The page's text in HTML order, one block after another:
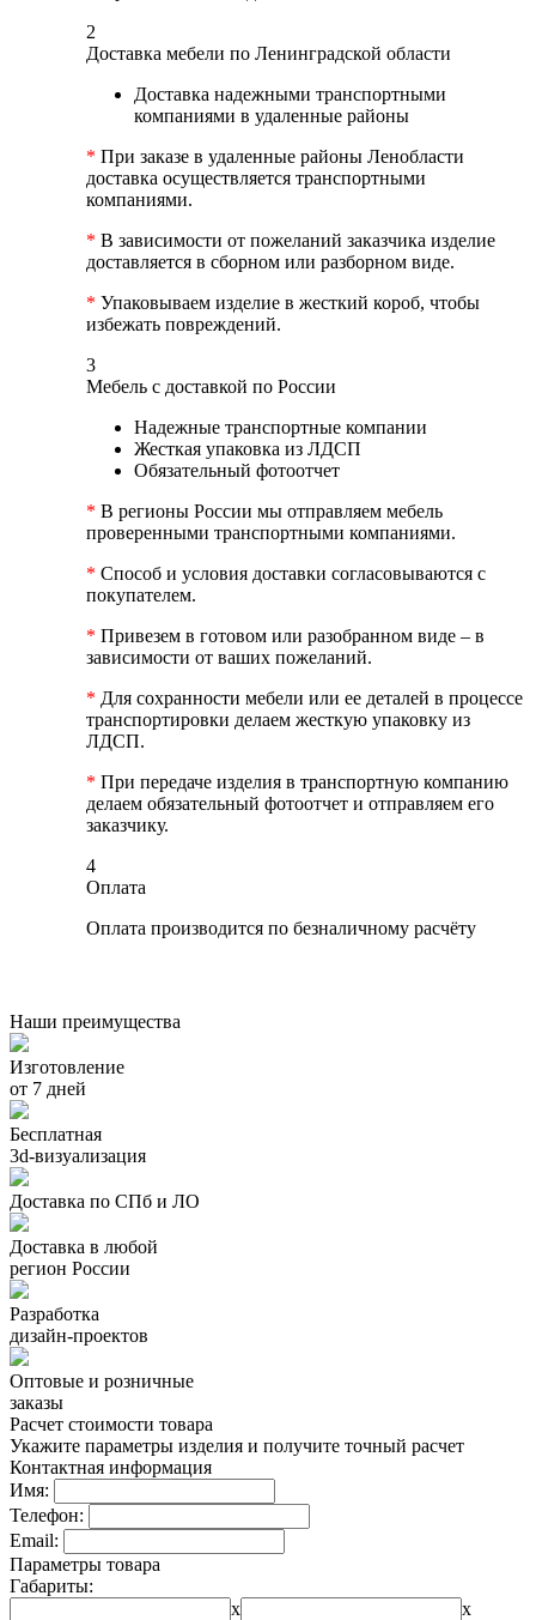
2
Доставка мебели по Ленинградской области
Доставка надежными транспортными
компаниями в удаленные районы
* При заказе в удаленные районы Ленобласти
доставка осуществляется транспортными
компаниями.
* В зависимости от пожеланий заказчика изделие
доставляется в сборном или разборном виде.
* Упаковываем изделие в жесткий короб, чтобы
избежать повреждений.
3
Мебель с доставкой по России
Надежные транспортные компании
Жесткая упаковка из ЛДСП
Обязательный фотоотчет
* В регионы России мы отправляем мебель
проверенными транспортными компаниями.
* Способ и условия доставки согласовываются с
покупателем.
* Привезем в готовом или разобранном виде – в
зависимости от ваших пожеланий.
* Для сохранности мебели или ее деталей в процессе
транспортировки делаем жесткую упаковку из
ЛДСП.
* При передаче изделия в транспортную компанию
делаем обязательный фотоотчет и отправляем его
заказчику.
4
Оплата
Оплата производится по безналичному расчёту
Наши преимущества
Изготовление
от 7 дней
Бесплатная
3d-визуализация
Доставка по СПб и ЛО
Доставка в любой
регион России
Разработка
дизайн-проектов
Оптовые и розничные
заказы
Расчет стоимости товара
Укажите параметры изделия и получите точный расчет
Контактная информация
Имя:
Телефон:
Email:
Параметры товара
Габариты:
x
x